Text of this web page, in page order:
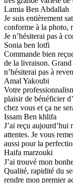
Lamia Ben Abdallah
Je suis entièrement
conforme à la photo,
Je n’hésiterai pas à
Sonia ben lotfi
Commande bien
de la livraison.
n’hésiterai pas à
Amal Yakoubi
Votre
plaisir de bénéficier
chez vous et ça ne
Issam Ben khlifa
J’ai reçu aujourd’hui
attentes. Je vous
aussi pour la
Haifa marzouki
J’ai trouvé mon
Qualité, rapidité du
rendre mon premier